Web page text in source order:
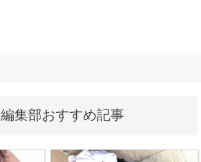
編集部おすすめ記事